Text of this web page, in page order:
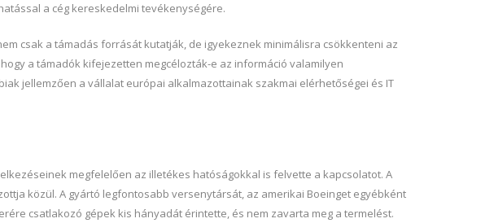
a cég kereskedelmi tevékenységére.
csak a támadás forrását kutatják, de igyekeznek minimálisra csökkenteni az
a támadók kifejezetten megcélozták-e az információ valamilyen
jellemzően a vállalat európai alkalmazottainak szakmai elérhetőségei és IT
megfelelően az illetékes hatóságokkal is felvette a kapcsolatot. A
közül. A gyártó legfontosabb versenytársát, az amerikai Boeinget egyébként
csatlakozó gépek kis hányadát érintette, és nem zavarta meg a termelést.